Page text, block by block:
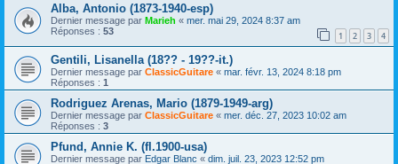
Alba, Antonio (1873-1940-esp)
Dernier message par Marieh « mer. mai 29, 2024 8:37 am
Réponses : 53 1 2 3 4
Gentili, Lisanella (18?? - 19??-it.)
Dernier message par ClassicGuitare « mar. févr. 13, 2024 8:18 pm
Réponses : 1
Rodriguez Arenas, Mario (1879-1949-arg)
Dernier message par ClassicGuitare « mer. déc. 27, 2023 10:02 am
Réponses : 3
Pfund, Annie K. (fl.1900-usa)
Dernier message par Edgar Blanc « dim. juil. 23, 2023 12:52 pm